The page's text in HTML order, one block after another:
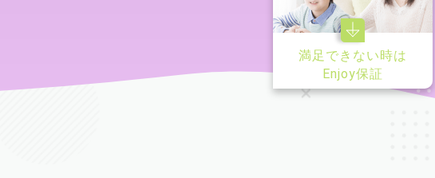
満足できない時は
Enjoy保証